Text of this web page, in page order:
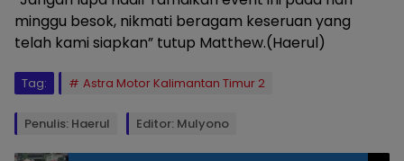
minggu besok, nikmati beragam keseruan yang
telah kami siapkan” tutup Matthew.(Haerul)
Tag: Astra Motor Kalimantan Timur 2
Penulis: Haerul Editor: Mulyono